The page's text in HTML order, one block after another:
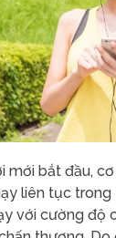
mới bắt đầu,
liên tục trong
với cường độ